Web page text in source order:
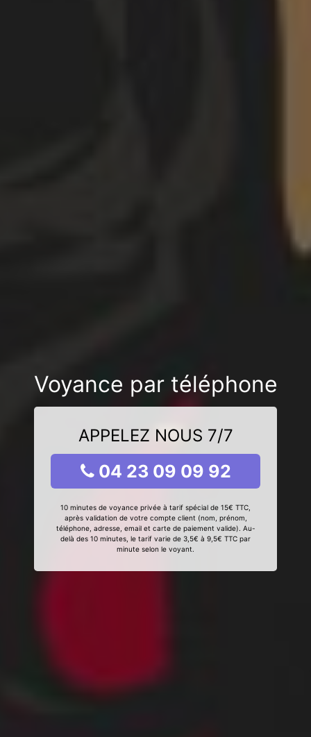
Voyance par téléphone
APPELEZ NOUS 7/7
04 23 09 09 92
10 minutes de voyance privée à tarif spécial de 15€ TTC,
après validation de votre compte client (nom, prénom,
téléphone, adresse, email et carte de paiement valide). Au-
delà des 10 minutes, le tarif varie de 3,5€ à 9,5€ TTC par
minute selon le voyant.